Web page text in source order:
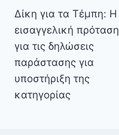
άρθρων
Δίκη για τα Τέμπη: Η
εισαγγελική πρόταση
για τις δηλώσεις
παράστασης για
υποστήριξη της
κατηγορίας